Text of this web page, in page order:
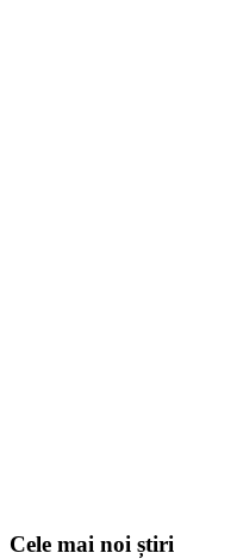
Cele mai noi știri